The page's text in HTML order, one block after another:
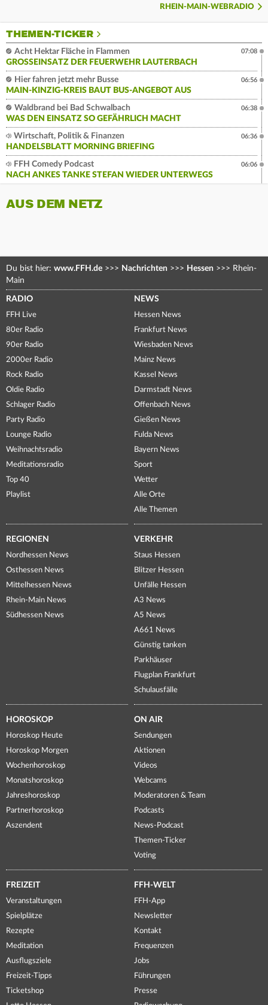
RHEIN-MAIN-WEBRADIO
THEMEN-TICKER
Acht Hektar Fläche in Flammen
GROSSEINSATZ DER FEUERWEHR LAUTERBACH
07:08
Hier fahren jetzt mehr Busse
MAIN-KINZIG-KREIS BAUT BUS-ANGEBOT AUS
06:56
Waldbrand bei Bad Schwalbach
WAS DEN EINSATZ SO GEFÄHRLICH MACHT
06:38
Wirtschaft, Politik & Finanzen
HANDELSBLATT MORNING BRIEFING
06:36
FFH Comedy Podcast
NACH ANKES TANKE STEFAN WIEDER UNTERWEGS
06:06
AUS DEM NETZ
Du bist hier: www.FFH.de >>> Nachrichten >>> Hessen >>> Rhein-
Main
RADIO
FFH Live
80er Radio
90er Radio
2000er Radio
Rock Radio
Oldie Radio
Schlager Radio
Party Radio
Lounge Radio
Weihnachtsradio
Meditationsradio
Top 40
Playlist
NEWS
Hessen News
Frankfurt News
Wiesbaden News
Mainz News
Kassel News
Darmstadt News
Offenbach News
Gießen News
Fulda News
Bayern News
Sport
Wetter
Alle Orte
Alle Themen
REGIONEN
Nordhessen News
Osthessen News
Mittelhessen News
Rhein-Main News
Südhessen News
VERKEHR
Staus Hessen
Blitzer Hessen
Unfälle Hessen
A3 News
A5 News
A661 News
Günstig tanken
Parkhäuser
Flugplan Frankfurt
Schulausfälle
HOROSKOP
Horoskop Heute
Horoskop Morgen
Wochenhoroskop
Monatshoroskop
Jahreshoroskop
Partnerhoroskop
Aszendent
ON AIR
Sendungen
Aktionen
Videos
Webcams
Moderatoren & Team
Podcasts
News-Podcast
Themen-Ticker
Voting
FREIZEIT
Veranstaltungen
Spielplätze
Rezepte
Meditation
Ausflugsziele
Freizeit-Tipps
Ticketshop
FFH-WELT
FFH-App
Newsletter
Kontakt
Frequenzen
Jobs
Führungen
Presse